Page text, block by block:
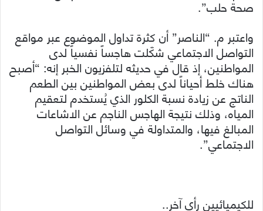
صحة حلب”.
واعتبر م. “الناصر” أن كثرة تداول الموضوع عبر مواقع
التواصل الاجتماعي شكّلت هاجساً نفسياً لدى
المواطنين، إذ قال في حديثه لتلفزيون الخبر إنه: “أصبح
هناك خلط أحياناً لدى بعض المواطنين بين الطعم
الناتج عن زيادة نسبة الكلور الذي يُستخدم لتعقيم
المياه، وذلك نتيجة الهاجس الناجم عن الاشاعات
المبالغ فيها، والمتداولة في وسائل التواصل
الاجتماعي”.
للكيميائيين رأي آخر..